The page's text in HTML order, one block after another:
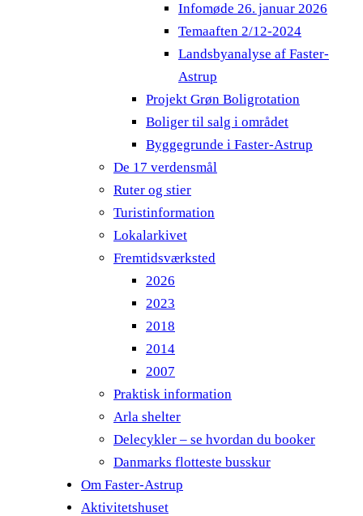
Infomøde 26. januar 2026
Temaaften 2/12-2024
Landsbyanalyse af Faster-
Astrup
Projekt Grøn Boligrotation
Boliger til salg i området
Byggegrunde i Faster-Astrup
De 17 verdensmål
Ruter og stier
Turistinformation
Lokalarkivet
Fremtidsværksted
2026
2023
2018
2014
2007
Praktisk information
Arla shelter
Delecykler – se hvordan du booker
Danmarks flotteste busskur
Om Faster-Astrup
Aktivitetshuset